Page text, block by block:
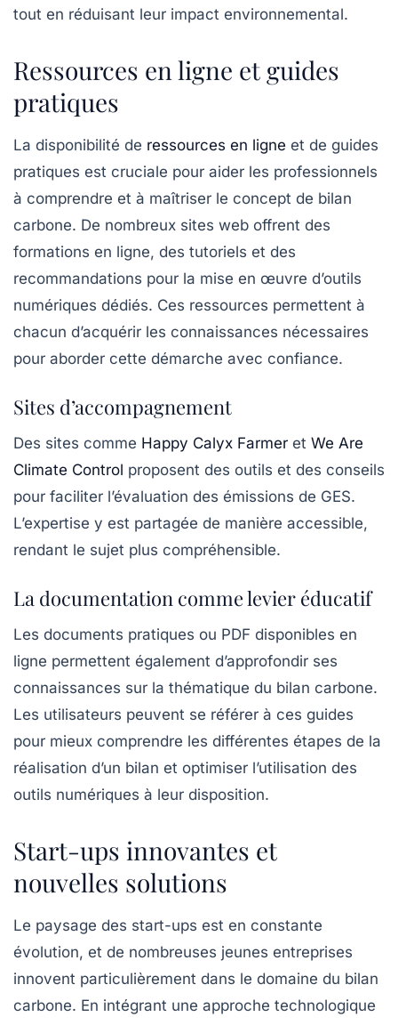
tout en réduisant leur impact environnemental.
Ressources en ligne et guides
pratiques
La disponibilité de ressources en ligne et de guides
pratiques est cruciale pour aider les professionnels
à comprendre et à maîtriser le concept de bilan
carbone. De nombreux sites web offrent des
formations en ligne, des tutoriels et des
recommandations pour la mise en œuvre d’outils
numériques dédiés. Ces ressources permettent à
chacun d’acquérir les connaissances nécessaires
pour aborder cette démarche avec confiance.
Sites d’accompagnement
Des sites comme Happy Calyx Farmer et We Are
Climate Control proposent des outils et des conseils
pour faciliter l’évaluation des émissions de GES.
L’expertise y est partagée de manière accessible,
rendant le sujet plus compréhensible.
La documentation comme levier éducatif
Les documents pratiques ou PDF disponibles en
ligne permettent également d’approfondir ses
connaissances sur la thématique du bilan carbone.
Les utilisateurs peuvent se référer à ces guides
pour mieux comprendre les différentes étapes de la
réalisation d’un bilan et optimiser l’utilisation des
outils numériques à leur disposition.
Start-ups innovantes et
nouvelles solutions
Le paysage des start-ups est en constante
évolution, et de nombreuses jeunes entreprises
innovent particulièrement dans le domaine du bilan
carbone. En intégrant une approche technologique